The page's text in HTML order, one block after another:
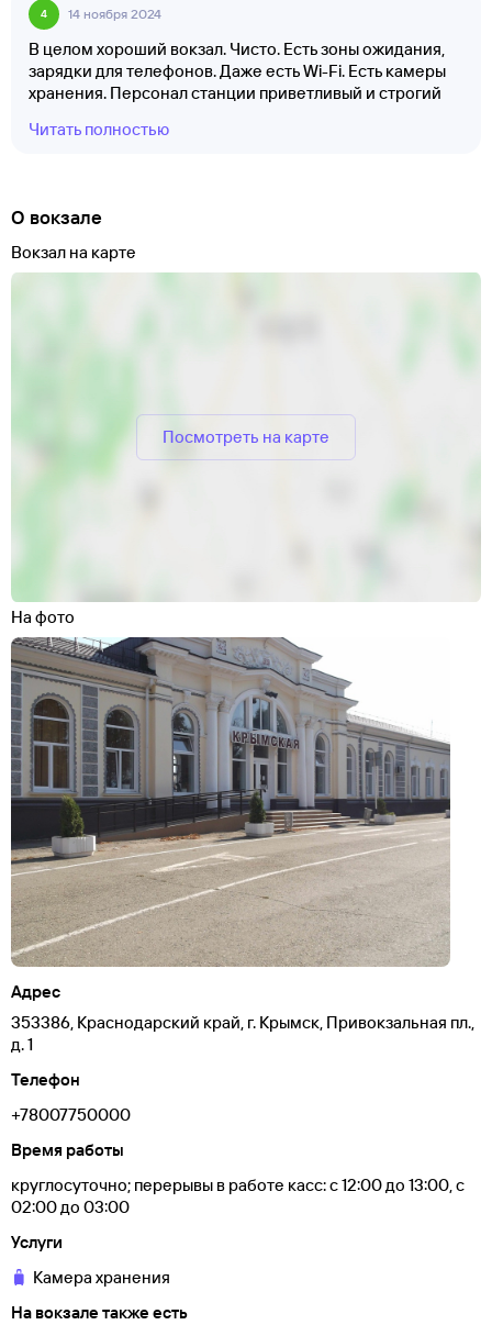
4 14 ноября 2024
В целом хороший вокзал. Чисто. Есть зоны ожидания,
зарядки для телефонов. Даже есть Wi-Fi. Есть камеры
хранения. Персонал станции приветливый и строгий
срочно нужно, не ясно, куда бежать! Возможно, где-то
Читать полностью
О вокзале
Вокзал на карте
Посмотреть на карте
На фото
Адрес
353386, Краснодарский край, г. Крымск, Привокзальная пл.,
д. 1
Телефон
+78007750000
Время работы
круглосуточно; перерывы в работе касс: с 12:00 до 13:00, с
02:00 до 03:00
Услуги
Камера хранения
На вокзале также есть